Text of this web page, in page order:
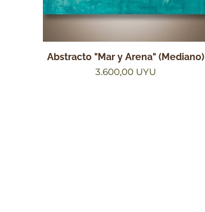
Abstracto "Mar y Arena" (Mediano)
3.600,00UYU